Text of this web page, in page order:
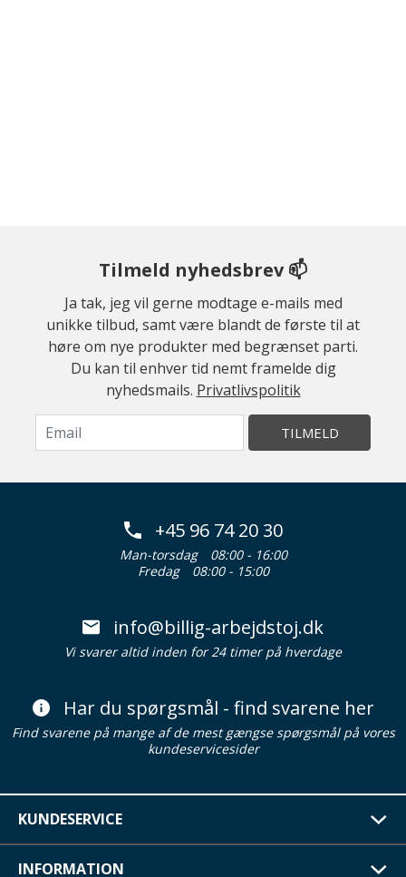
Tilmeld nyhedsbrev 📫
Ja tak, jeg vil gerne modtage e-mails med
unikke tilbud, samt være blandt de første til at
høre om nye produkter med begrænset parti.
Du kan til enhver tid nemt framelde dig
nyhedsmails. Privatlivspolitik
TILMELD
+45 96 74 20 30
Man-torsdag
08:00 - 16:00
Fredag
08:00 - 15:00
info@billig-arbejdstoj.dk
Vi svarer altid inden for 24 timer på hverdage
Har du spørgsmål - find svarene her
Find svarene på mange af de mest gængse spørgsmål på vores
kundeservicesider
KUNDESERVICE
INFORMATION